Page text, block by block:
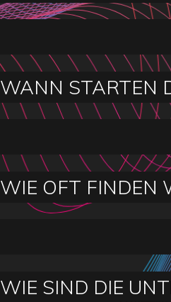
WANN STARTEN
WIE OFT FINDEN
WIE SIND DIE